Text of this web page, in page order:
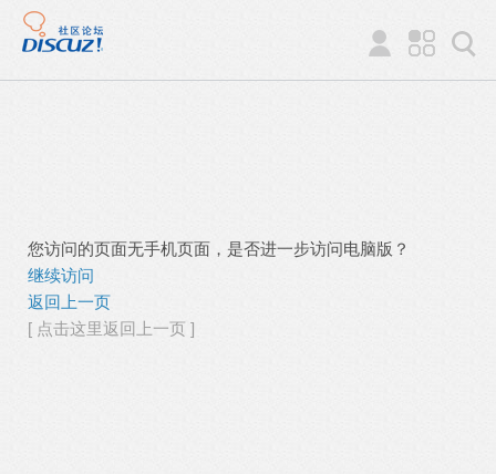
您访问的页面无手机页面，是否进一步访问电脑版？
继续访问
返回上一页
[ 点击这里返回上一页 ]